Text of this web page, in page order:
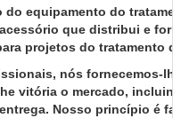
do equipamento do
que distribui e
projetos do tratamento
nós fornecemos-
vitória o mercado,
Nosso princípio é